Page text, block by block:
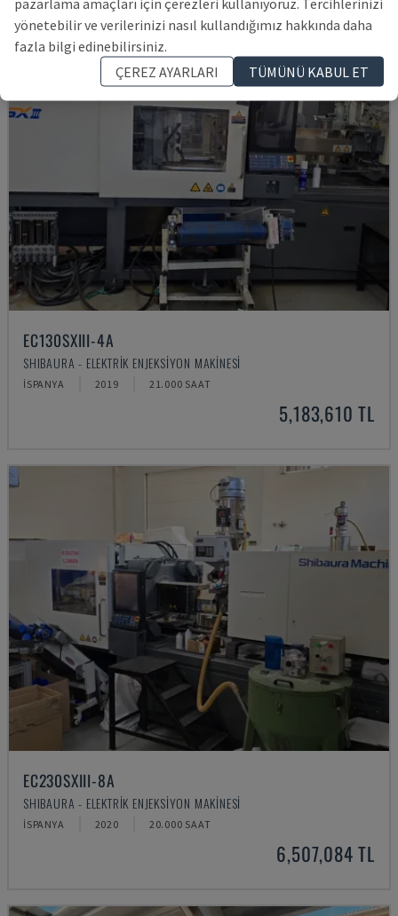
EC130SXIII-4A
SHIBAURA - ELEKTRIK ENJEKSIYON MAKINESI
İSPANYA 2019 21.000 SAAT
5,183,610 TL
EC230SXIII-8A
SHIBAURA - ELEKTRIK ENJEKSIYON MAKINESI
İSPANYA 2020 20.000 SAAT
6,507,084 TL
yönetebilir ve verilerinizi nasıl kullandığımız hakkında daha
fazla bilgi edinebilirsiniz.
ÇEREZ AYARLARI
TÜMÜNÜ KABUL ET